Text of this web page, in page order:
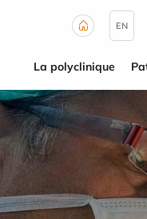
EN
La polyclinique